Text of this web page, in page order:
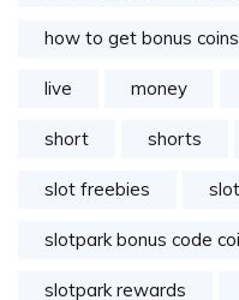
how to get bonus coins
live money
short shorts
slot freebies
slotpark bonus code
slotpark rewards